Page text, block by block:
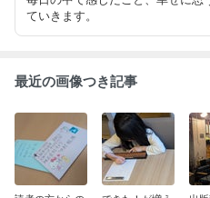
ていきます。
最近の画像つき記事